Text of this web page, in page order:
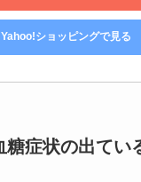
Yahoo!ショッピングで見る
症状の出てい